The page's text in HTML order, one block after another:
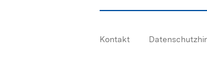
Kontakt